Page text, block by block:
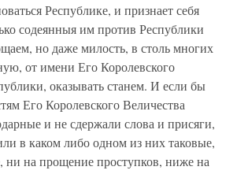
Республике, и признает себя
содеянныя им против Республики
но даже милость, в столь многих
от имени Его Королевского
оказывать станем. И если бы
Его Королевского Величества
и не сдержали слова и присяги,
в каком либо одном из них таковые,
ни на прощение проступков, ниже на